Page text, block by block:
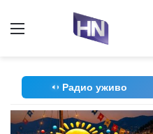
Мени
Радио уживо